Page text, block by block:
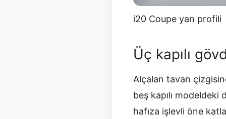
i20 Coupe yan profili
Üç kapılı
Alçalan tavan
beş kapılı
hafıza işlevli öne